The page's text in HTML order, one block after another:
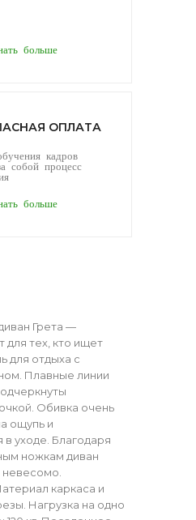
больше
ОПЛАТА
кадров
собой процесс
больше
Грета —
для тех, кто ищет
для отдыха с
Плавные линии
Обивка очень
ощупь и
уходе. Благодаря
ножкам диван
невесомо.
каркаса и
Нагрузка на одно